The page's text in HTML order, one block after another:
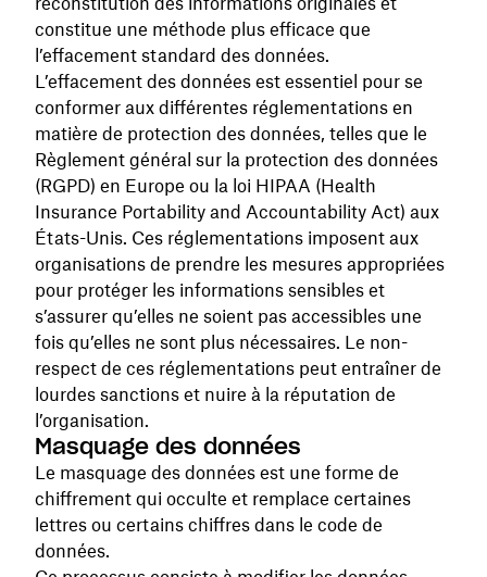
constitue une méthode plus efficace que
l’effacement standard des données.
L’effacement des données est essentiel pour se
conformer aux différentes réglementations en
matière de protection des données, telles que le
Règlement général sur la protection des données
(RGPD) en Europe ou la loi HIPAA (Health
Insurance Portability and Accountability Act) aux
États-Unis. Ces réglementations imposent aux
organisations de prendre les mesures appropriées
pour protéger les informations sensibles et
s’assurer qu’elles ne soient pas accessibles une
fois qu’elles ne sont plus nécessaires. Le non-
respect de ces réglementations peut entraîner de
lourdes sanctions et nuire à la réputation de
l’organisation.
Masquage des données
Le masquage des données est une forme de
chiffrement qui occulte et remplace certaines
lettres ou certains chiffres dans le code de
données.